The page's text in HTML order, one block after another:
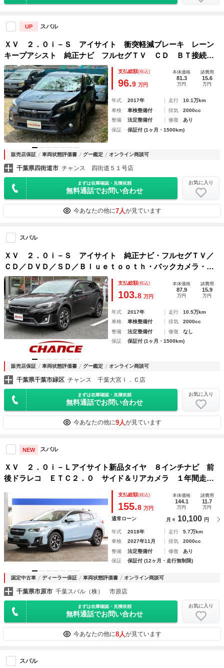
UP スバル
ＸＶ ２．０ｉ－Ｓ アイサイト 衝突軽減ブレーキ レーン
キープアシスト 純正ナビ フルセグＴＶ ＣＤ ＢＴ接続
バックカメラ アイドリングストップ キーレスエントリー
プッシュスタート ＥＴＣ クルーズコントロール Ｗエアコ
ン
支払総額(税込)
96.9 万円
本体価格
81.3
万円
諸費用
15.6
万円
年式 2017年 走行
10.1万km
車検
車検整備付 排気
2000cc
整備
法定整備付 修復
あり
保証
保証付 (1ヶ月・1500km)
販売店保証 車両状態評価書 グー鑑定 オンライン商談可
千葉県四街道市 チャンス 四街道５１号店
まずは在庫確認・見積依頼
無料通話でお問い合わせ
お気に入り
今あなたの他に7人が見ています
スバル
ＸＶ ２．０ｉ－Ｓ アイサイト 純正ナビ・フルセグＴＶ／
ＣＤ／ＤＶＤ／ＳＤ／Ｂｌｕｅｔｏｏｔｈ・バックカメラ・Ｅ
ＴＣ・スマートキー・プッシュスタート・純正１８インチアル
ミ・クルーズコントロール・アイサイト・ＬＥＤヘッドライト
支払総額(税込)
103.8 万円
本体価格
87.9
万円
諸費用
15.9
万円
年式 2017年 走行
10.5万km
車検
車検整備付 排気
2000cc
整備
法定整備付 修復
なし
保証
保証付 (1ヶ月・1500km)
販売店保証 車両状態評価書 グー鑑定 オンライン商談可
千葉県千葉市緑区 チャンス 千葉大宮Ｉ．Ｃ店
まずは在庫確認・見積依頼
無料通話でお問い合わせ
お気に入り
今あなたの他に9人が見ています
NEW スバル
ＸＶ ２．０ｉ－Ｌアイサイト新品タイヤ ８インチナビ 前
後ドラレコ ＥＴＣ２．０ サイド＆リアカメラ １年間走行
距離無制限保証 アイサイトＶｅｒ３ 衝突回避ブレーキ 全
車速追尾式クルーズコントロール 車線中央維持機能 側後方
警戒システム 後退時ブレーキアシスト
支払総額(税込)
155.8 万円
本体価格
144.1
万円
諸費用
11.7
万円
通常ローン 月々 10,100 円
年式 2018年 走行
5.7万km
車検
2027年11月 排気
2000cc
整備
法定整備付 修復
あり
保証
保証付 (12ヶ月・走行無制限)
認定中古車 ディーラー保証 車両状態評価書 オンライン商談可
千葉県市原市 千葉スバル（株） 市原店
まずは在庫確認・見積依頼
無料通話でお問い合わせ
お気に入り
今あなたの他に8人が見ています
スバル